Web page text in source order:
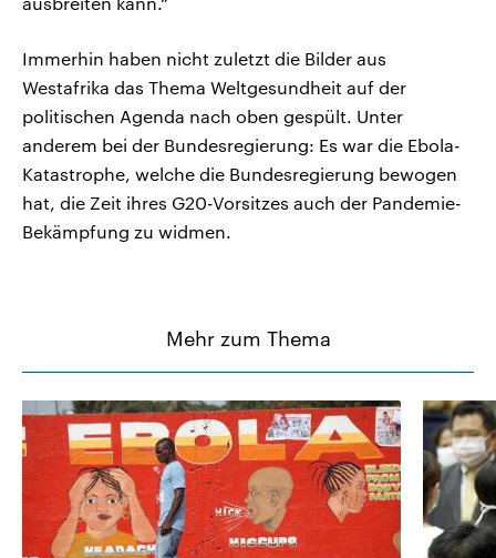
Immerhin haben nicht zuletzt die Bilder aus
Westafrika das Thema Weltgesundheit auf der
politischen Agenda nach oben gespült. Unter
anderem bei der Bundesregierung: Es war die Ebola-
Katastrophe, welche die Bundesregierung bewogen
hat, die Zeit ihres G20-Vorsitzes auch der Pandemie-
Bekämpfung zu widmen.
Mehr zum Thema